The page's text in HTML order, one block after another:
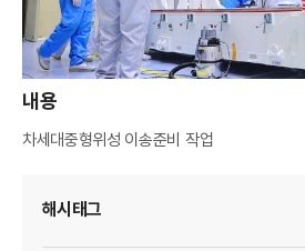
R
내용
차세대중형위성 이송준비 작업
해시태그